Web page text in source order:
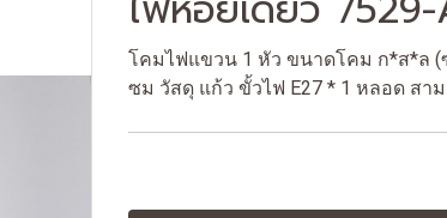
โคมไฟแขวน 1 หัว ขนาดโคม ก*ส*ล (
ซม วัสดุ แก้ว ขั้วไฟ E27 * 1 หลอด สา